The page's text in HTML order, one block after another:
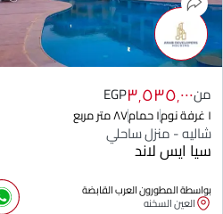
من٣٬٥٣٥٬٠٠٠EGP
١ غرفة نوم ١ حمام ٨٧ متر مربع
شاليه - منزل ساحلي
سيا ايس لاند
بواسطة المطورون العرب القابضة
العين السخنه